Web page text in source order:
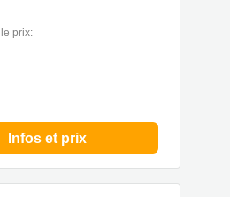
prix:
Infos et prix